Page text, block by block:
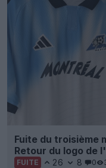
Fuite du troisième
Retour du logo de
FUITE 26 8 0